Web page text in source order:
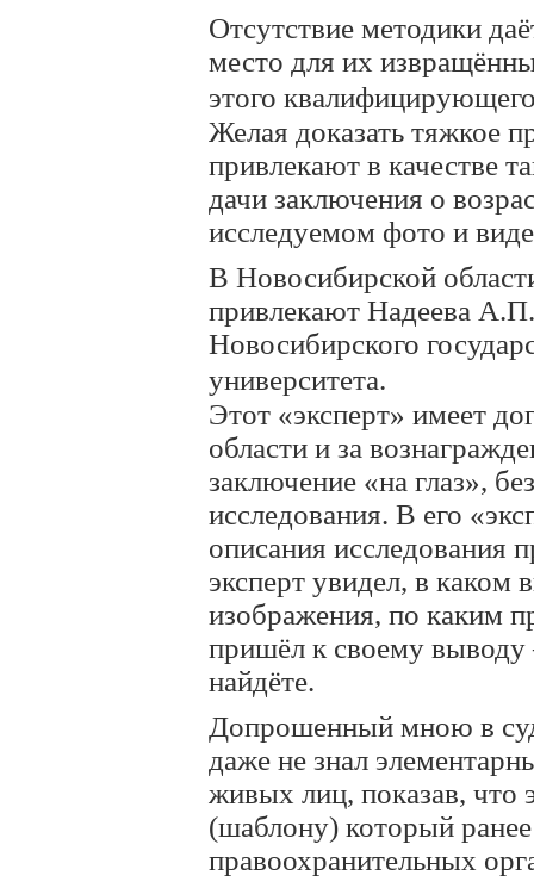
Отсутствие методики
место для их
этого
Желая доказать тяжкое
привлекают в качестве
дачи заключения о
исследуемом фото и
В Новосибирской
привлекают Надеева
Новосибирского
университета.
Этот «эксперт» имеет
области и за
заключение «на глаз»,
исследования. В его
описания исследования
эксперт увидел, в каком
изображения, по каким
пришёл к своему выводу
найдёте.
Допрошенный мною в
даже не знал
живых лиц, показав, что
(шаблону) который
правоохранительных